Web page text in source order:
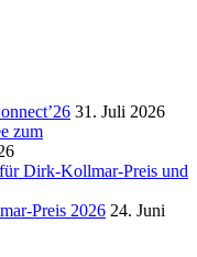
31. Juli 2026
zum
Dirk-Kollmar-Preis und
Preis 2026 24. Juni